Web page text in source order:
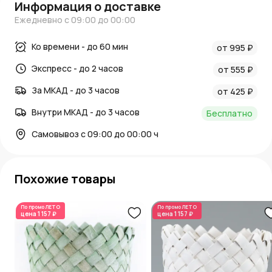
Информация о доставке
Ежедневно с 09:00 до 00:00
Ко времени - до 60 мин
от 995 ₽
Экспресс - до 2 часов
от 555 ₽
За МКАД - до 3 часов
от 425 ₽
Внутри МКАД - до 3 часов
Бесплатно
Самовывоз с 09:00 до 00:00 ч
Похожие товары
По промоЛЕТО
цена 1 157 ₽
По промоЛЕТО
цена 1 157 ₽